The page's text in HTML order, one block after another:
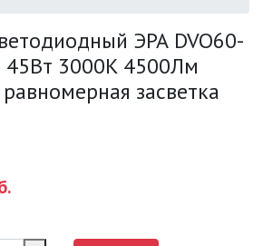
ОФИСНЫЕ ПОДВЕСНЫЕ
ПРОЖЕКТОРЫ
ЭРА DVO60-
45Вт 3000K 4500Лм
засветка